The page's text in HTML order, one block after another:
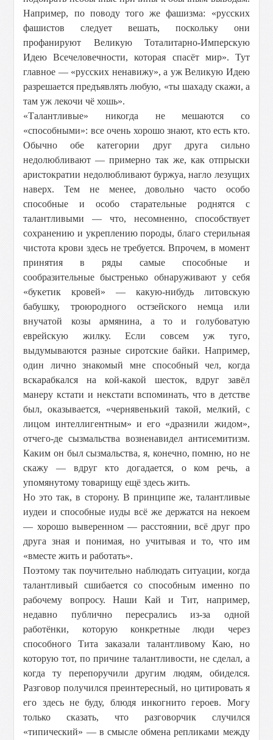
Например, по поводу того же фашизма: «русских
фашистов следует вешать, поскольку они
профанируют Великую Тоталитарно-Имперскую
Идею Всечеловечности, которая спасёт мир». Тут
главное — «русских ненавижу», а уж Великую Идею
разрешается предъявлять любую, «ты шахаду скажи, а
там уж лекочи чё хошь».
«Талантливые» никогда не мешаются со
«способными»: все очень хорошо знают, кто есть кто.
Обычно обе категории друг друга сильно
недолюбливают — примерно так же, как отпрыски
аристократии недолюбливают буржуа, нагло лезущих
наверх. Тем не менее, довольно часто особо
способные и особо старательные роднятся с
талантливыми — что, несомненно, способствует
сохранению и укреплению породы, благо стерильная
чистота крови здесь не требуется. Впрочем, в момент
принятия в ряды самые способные и
сообразительные быстренько обнаруживают у себя
«букетик кровей» — какую-нибудь литовскую
бабушку, троюродного остзейского немца или
внучатой козы армянина, а то и голубоватую
еврейскую жилку. Если совсем уж туго,
выдумываются разные сиротские байки. Например,
один лично знакомый мне способный чел, когда
вскарабкался на кой-какой шесток, вдруг завёл
манеру кстати и некстати вспоминать, что в детстве
был, оказывается, «чернявенький такой, мелкий, с
лицом интеллигентным» и его «дразнили жидом»,
отчего-де сызмальства возненавидел антисемитизм.
Каким он был сызмальства, я, конечно, помню, но не
скажу — вдруг кто догадается, о ком речь, а
упомянутому товарищу ещё здесь жить.
Но это так, в сторону. В принципе же, талантливые
иудеи и способные иуды всё же держатся на некоем
— хорошо выверенном — расстоянии, всё друг про
друга зная и понимая, но учитывая и то, что им
«вместе жить и работать».
Поэтому так поучительно наблюдать ситуации, когда
талантливый сшибается со способным именно по
рабочему вопросу. Наши Кай и Тит, например,
недавно публично пересрались из-за одной
работёнки, которую конкретные люди через
способного Тита заказали талантливому Каю, но
которую тот, по причине талантливости, не сделал, а
когда ту перепоручили другим людям, обиделся.
Разговор получился преинтересный, но цитировать я
его здесь не буду, блюдя инкогнито героев. Могу
только сказать, что разговорчик случился
«типический» — в смысле обмена репликами между